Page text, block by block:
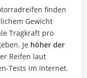
finden
Gewicht
Tragkraft pro
Je höher der
Reifen laut
Tests im Internet.